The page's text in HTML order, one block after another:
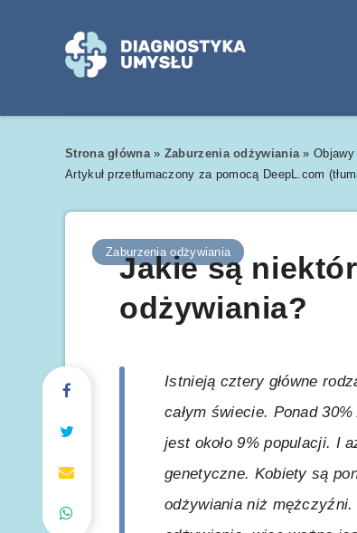
Strona główna» Zaburzenia odżywiania»Objawy
Artykuł przetłumaczony za pomocą DeepL.com
Zaburzenia odżywiania
Jakie są
odżywiania?
Istnieją cztery główne
całym świecie. Ponad
jest około 9% populacji. I
genetyczne. Kobiety są
odżywiania niż